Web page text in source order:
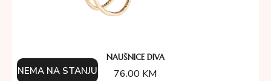
NAUŠNICE DIVA
76.00 KM
NEMA NA STANJU